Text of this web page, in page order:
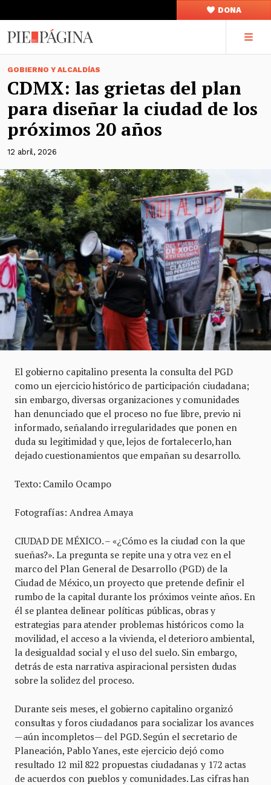
DONA
GOBIERNO Y ALCALDÍAS
CDMX: las grietas del plan
para diseñar la ciudad de los
próximos 20 años
12 abril, 2026
El gobierno capitalino presenta la consulta del PGD
como un ejercicio histórico de participación ciudadana;
sin embargo, diversas organizaciones y comunidades
han denunciado que el proceso no fue libre, previo ni
informado, señalando irregularidades que ponen en
duda su legitimidad y que, lejos de fortalecerlo, han
dejado cuestionamientos que empañan su desarrollo.
Texto: Camilo Ocampo
Fotografías: Andrea Amaya
CIUDAD DE MÉXICO. – «¿Cómo es la ciudad con la que
sueñas?». La pregunta se repite una y otra vez en el
marco del Plan General de Desarrollo (PGD) de la
Ciudad de México, un proyecto que pretende definir el
rumbo de la capital durante los próximos veinte años. En
él se plantea delinear políticas públicas, obras y
estrategias para atender problemas históricos como la
movilidad, el acceso a la vivienda, el deterioro ambiental,
la desigualdad social y el uso del suelo. Sin embargo,
detrás de esta narrativa aspiracional persisten dudas
sobre la solidez del proceso.
Durante seis meses, el gobierno capitalino organizó
consultas y foros ciudadanos para socializar los avances
—aún incompletos— del PGD. Según el secretario de
Planeación, Pablo Yanes, este ejercicio dejó como
resultado 12 mil 822 propuestas ciudadanas y 172 actas
de acuerdos con pueblos y comunidades. Las cifras han